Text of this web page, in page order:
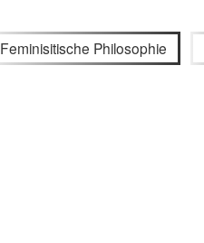
Feminisitische Philosophie